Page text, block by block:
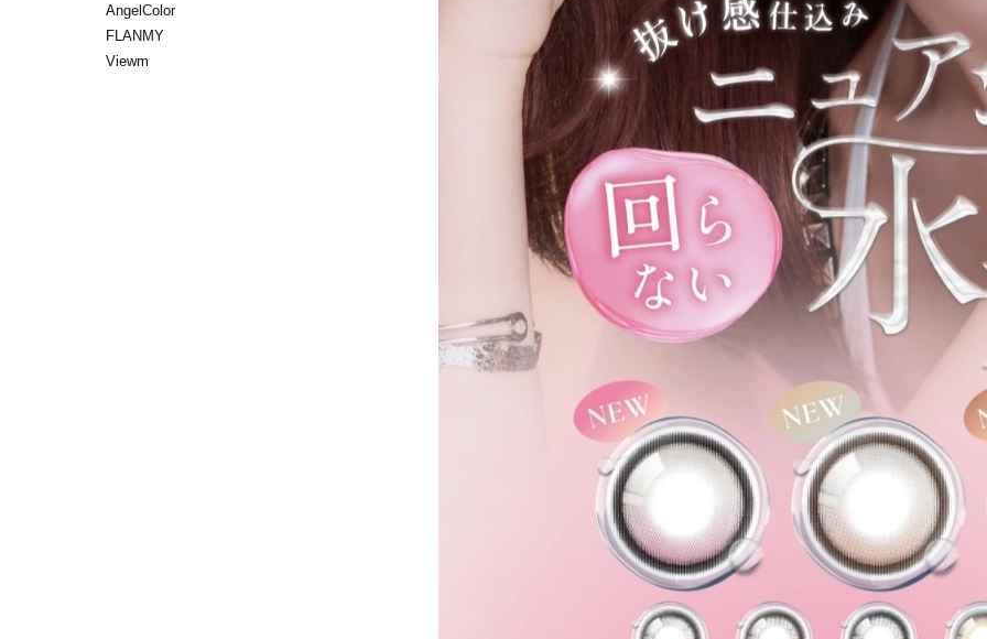
AngelColor
FLANMY
Viewm